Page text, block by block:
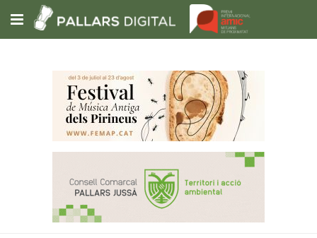
Subscriu-t'hi
Portada